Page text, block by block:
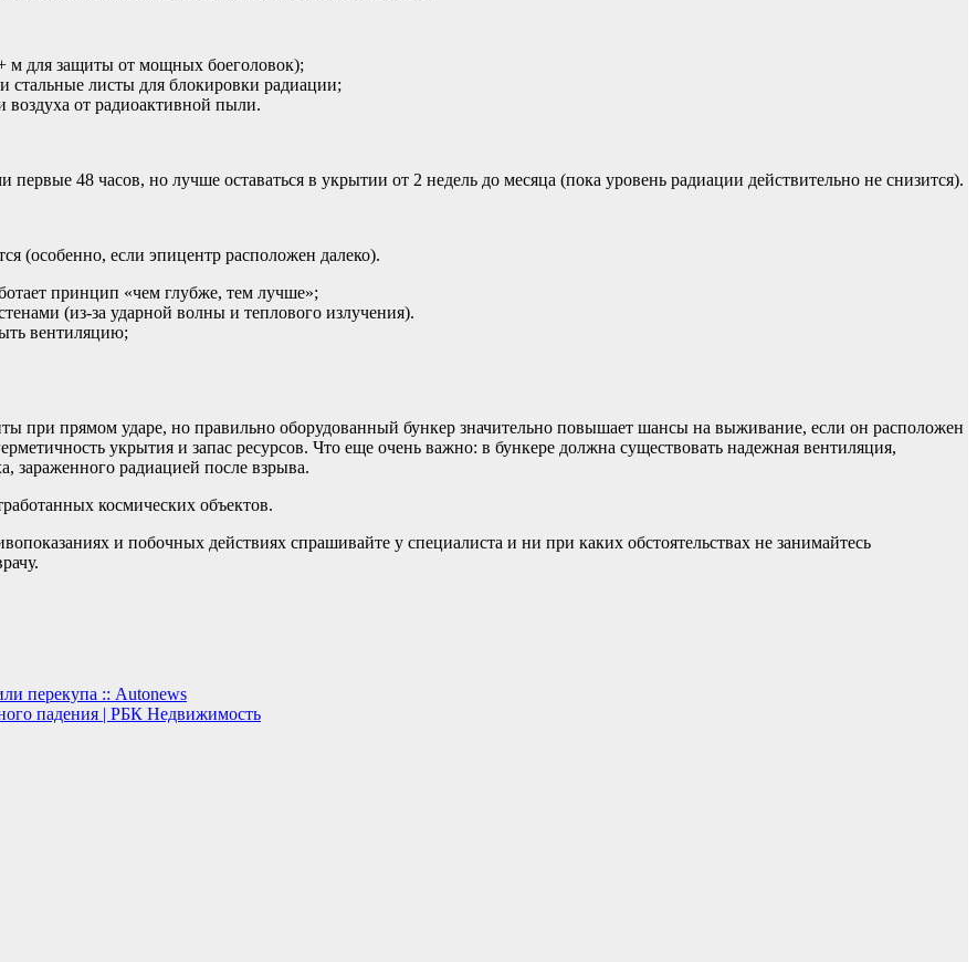
м для защиты от мощных боеголовок);
листы для блокировки радиации;
воздуха от радиоактивной пыли.
48 часов, но лучше оставаться в укрытии от 2 недель до месяца (пока уровень радиации действительно не снизится).
(особенно, если эпицентр расположен далеко).
принцип «чем глубже, тем лучше»;
(из-за ударной волны и теплового излучения).
вентиляцию;
при прямом ударе, но правильно оборудованный бункер значительно повышает шансы на выживание, если он расположен
укрытия и запас ресурсов. Что еще очень важно: в бункере должна существовать надежная вентиляция,
зараженного радиацией после взрыва.
космических объектов.
и побочных действиях спрашивайте у специалиста и ни при каких обстоятельствах не занимайтесь
перекупа :: Autonews
падения | РБК Недвижимость